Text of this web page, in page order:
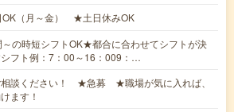
OK（月～金） ★土日休みOK
の時短シフトOK★都合に合わせてシフトが決
フト例：7：00～16：009：…
相談ください！ ★急募 ★職場が気に入れば、
ます！